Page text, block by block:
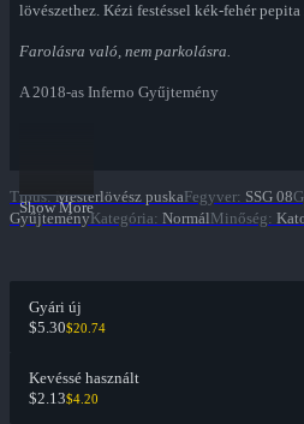
lövészethez. Kézi festéssel kék-fehér
Farolásra való, nem parkolásra.
A 2018-as Inferno Gyűjtemény
Show More
Típus: Mesterlövész puskaFegyver: SSG 08
GyűjteményKategória: NormálMinőség:
Gyári új
$5.30$20.74
Kevéssé használt
$2.13$4.20